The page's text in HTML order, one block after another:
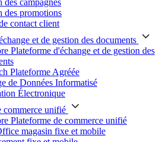
des campagnes
des promotions
contact client
et de gestion des documents
Plateforme d'échange et de gestion des
Plateforme Agréée
de Données Informatisé
Électronique
commerce unifié
Plateforme de commerce unifié
magasin fixe et mobile